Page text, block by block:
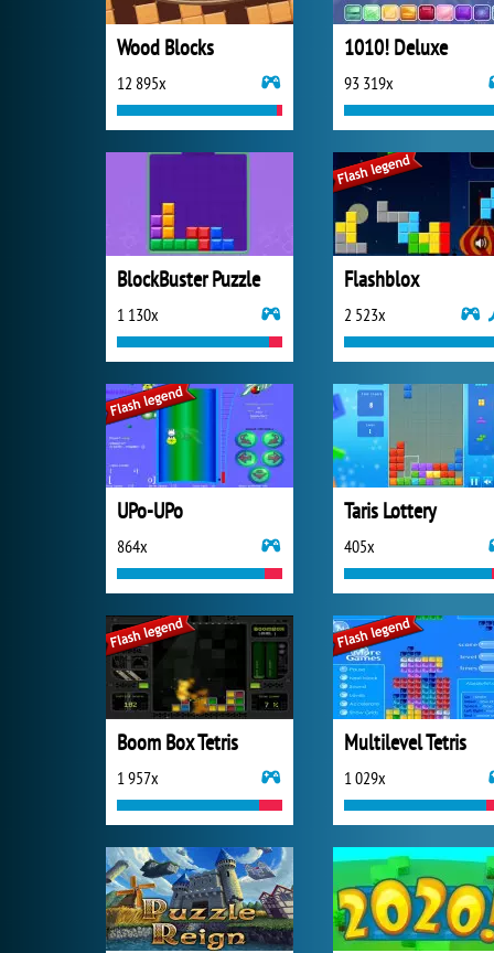
Wood Blocks
12 895x
1010! Deluxe
93 319x
BlockBuster Puzzle
1 130x
Flashblox
2 523x
UPo-UPo
864x
Taris Lottery
405x
Boom Box Tetris
1 957x
Multilevel Tetris
1 029x